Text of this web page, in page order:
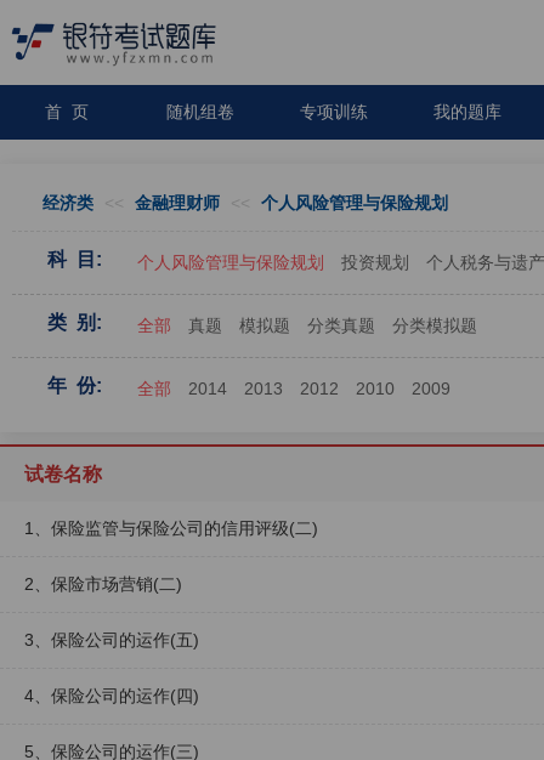
首 页 随机组卷 专项训练 我的题库
经济类 << 金融理财师 << 个人风险管理与保险规划
科 目: 个人风险管理与保险规划 投资规划 个人税务与遗
类 别: 全部 真题 模拟题 分类真题 分类模拟题
年 份: 全部 2014 2013 2012 2010 2009
试卷名称
1、保险监管与保险公司的信用评级(二)
2、保险市场营销(二)
3、保险公司的运作(五)
4、保险公司的运作(四)
5、保险公司的运作(三)